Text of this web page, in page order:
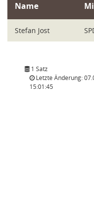
Name
Stefan Jost
1 Satz
Letzte Änderung:
15:01:45